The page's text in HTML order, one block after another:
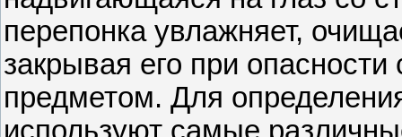
перепонка увлажняет,
закрывая его при
предметом. Для